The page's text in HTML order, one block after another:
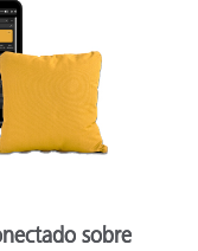
sobre